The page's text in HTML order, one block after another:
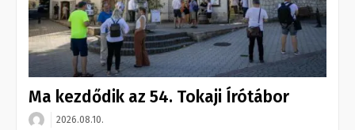
Ma kezdődik az 54. Tokaji Írótábor
2026.08.10.